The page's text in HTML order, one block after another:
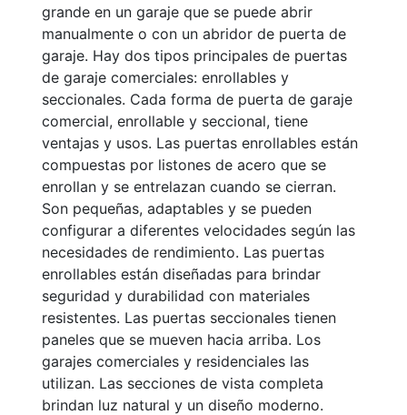
grande en un garaje que se puede abrir
manualmente o con un abridor de puerta de
garaje. Hay dos tipos principales de puertas
de garaje comerciales: enrollables y
seccionales. Cada forma de puerta de garaje
comercial, enrollable y seccional, tiene
ventajas y usos. Las puertas enrollables están
compuestas por listones de acero que se
enrollan y se entrelazan cuando se cierran.
Son pequeñas, adaptables y se pueden
configurar a diferentes velocidades según las
necesidades de rendimiento. Las puertas
enrollables están diseñadas para brindar
seguridad y durabilidad con materiales
resistentes. Las puertas seccionales tienen
paneles que se mueven hacia arriba. Los
garajes comerciales y residenciales las
utilizan. Las secciones de vista completa
brindan luz natural y un diseño moderno.